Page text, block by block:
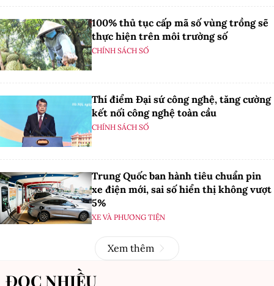
100% thủ tục cấp mã số vùng trồng sẽ
thực hiện trên môi trường số
CHÍNH SÁCH SỐ
Thí điểm Đại sứ công nghệ, tăng cường
kết nối công nghệ toàn cầu
CHÍNH SÁCH SỐ
Trung Quốc ban hành tiêu chuẩn pin
xe điện mới, sai số hiển thị không vượt
5%
XE VÀ PHƯƠNG TIỆN
Xem thêm
ĐỌC NHIỀU